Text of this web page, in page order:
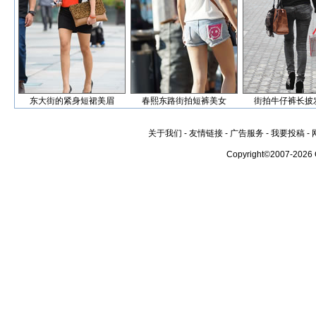
东大街的紧身短裙美眉 春熙东路街拍短裤美女 街拍牛仔裤长披
关于我们 - 友情链接 - 广告服务 - 我要投稿 -
Copyright©2007-2026